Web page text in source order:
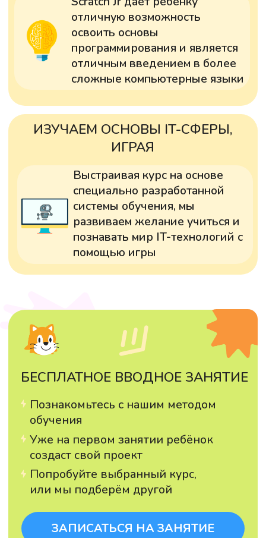
Мне было очень интересно разрабатывать
игру «Поймай меня». В этой игре, игрок
должен охотиться за жителями комнаты, а
они будут убегать от него. Нужно навести
мышку на спрайт и успеть нажать на него,
Лерой и другими девочками, когда они
приходят ко мне в гости.
АНЯ, 6 ЛЕТ